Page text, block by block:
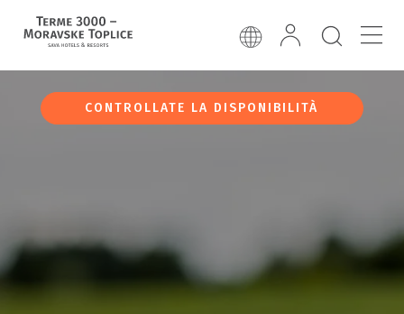
CONTROLLATE LA DISPONIBILITÀ